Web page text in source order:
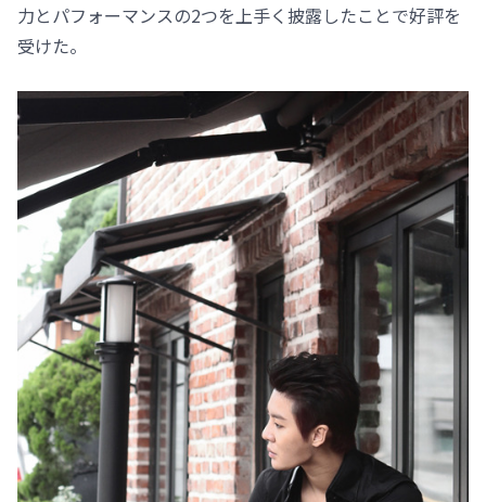
力とパフォーマンスの2つを上手く披露したことで好評を
受けた。